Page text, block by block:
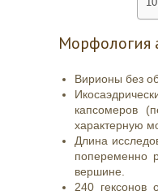
Морфология
Вирионы без
капсомеров
характерную
Длина
попеременно
вершине.
240 гексонов